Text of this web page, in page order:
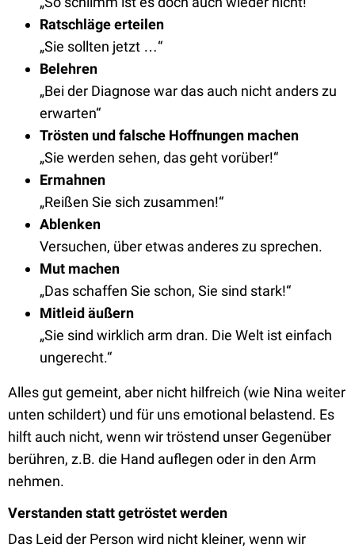
Ratschläge erteilen
„Sie sollten jetzt …“
Belehren
„Bei der Diagnose war das auch nicht anders zu
erwarten“
Trösten und falsche Hoffnungen machen
„Sie werden sehen, das geht vorüber!“
Ermahnen
„Reißen Sie sich zusammen!“
Ablenken
Versuchen, über etwas anderes zu sprechen.
Mut machen
„Das schaffen Sie schon, Sie sind stark!“
Mitleid äußern
„Sie sind wirklich arm dran. Die Welt ist einfach
ungerecht.“
Alles gut gemeint, aber nicht hilfreich (wie Nina weiter
unten schildert) und für uns emotional belastend. Es
hilft auch nicht, wenn wir tröstend unser Gegenüber
berühren, z.B. die Hand auflegen oder in den Arm
nehmen.
Verstanden statt getröstet werden
Das Leid der Person wird nicht kleiner, wenn wir